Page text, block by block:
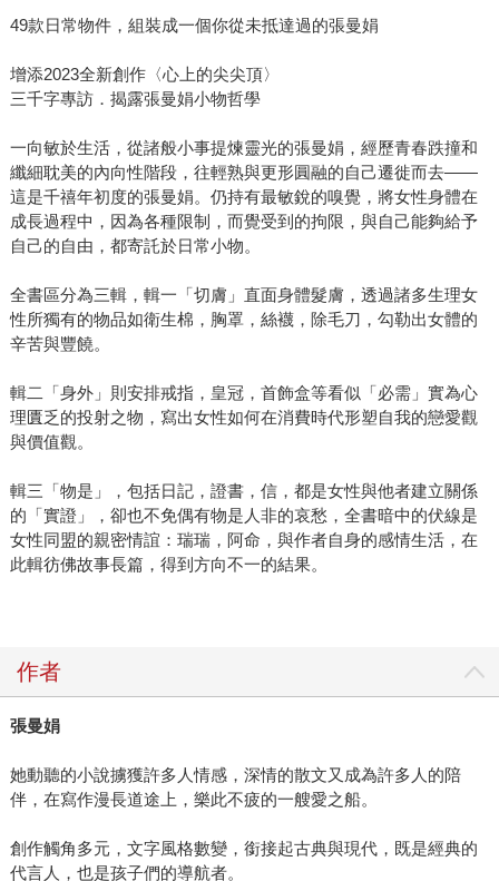
49款日常物件，組裝成一個你從未抵達過的張曼娟
增添2023全新創作〈心上的尖尖頂〉
三千字專訪．揭露張曼娟小物哲學
一向敏於生活，從諸般小事提煉靈光的張曼娟，經歷青春跌撞和
纖細耽美的內向性階段，往輕熟與更形圓融的自己遷徙而去——
這是千禧年初度的張曼娟。仍持有最敏銳的嗅覺，將女性身體在
成長過程中，因為各種限制，而覺受到的拘限，與自己能夠給予
自己的自由，都寄託於日常小物。
全書區分為三輯，輯一「切膚」直面身體髮膚，透過諸多生理女
性所獨有的物品如衛生棉，胸罩，絲襪，除毛刀，勾勒出女體的
辛苦與豐饒。
輯二「身外」則安排戒指，皇冠，首飾盒等看似「必需」實為心
理匱乏的投射之物，寫出女性如何在消費時代形塑自我的戀愛觀
與價值觀。
輯三「物是」，包括日記，證書，信，都是女性與他者建立關係
的「實證」，卻也不免偶有物是人非的哀愁，全書暗中的伏線是
女性同盟的親密情誼：瑞瑞，阿命，與作者自身的感情生活，在
此輯彷佛故事長篇，得到方向不一的結果。
作者
張曼娟
她動聽的小說擄獲許多人情感，深情的散文又成為許多人的陪
伴，在寫作漫長道途上，樂此不疲的一艘愛之船。
創作觸角多元，文字風格數變，銜接起古典與現代，既是經典的
代言人，也是孩子們的導航者。